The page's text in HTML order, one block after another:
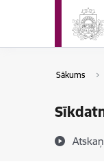
Pāriet uz lapas saturu
Sākums